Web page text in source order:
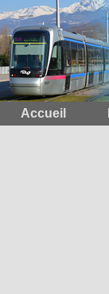
Accueil